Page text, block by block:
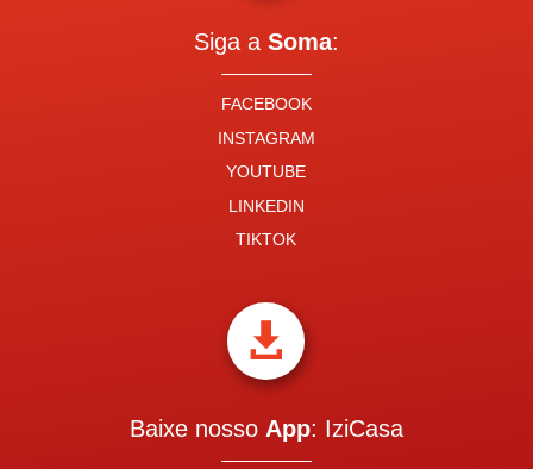
Siga a Soma:
FACEBOOK
INSTAGRAM
YOUTUBE
LINKEDIN
TIKTOK

Baixe nosso App: IziCasa